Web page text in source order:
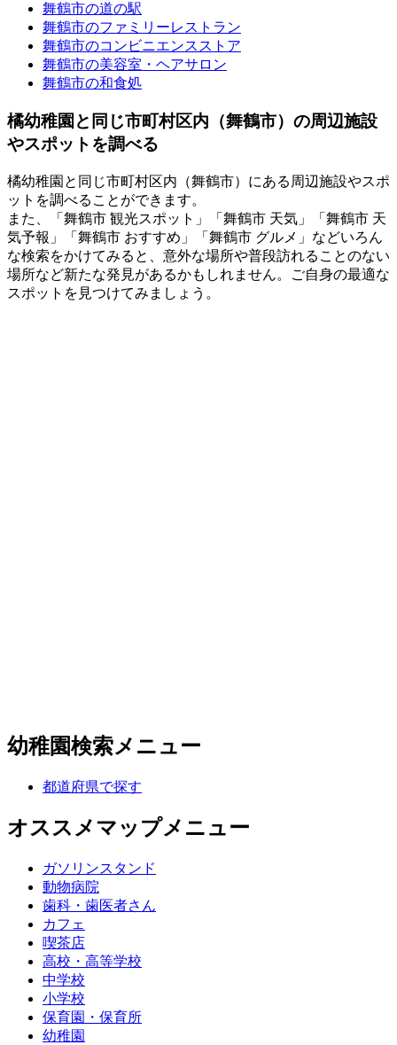
舞鶴市の道の駅
舞鶴市のファミリーレストラン
舞鶴市のコンビニエンスストア
舞鶴市の美容室・ヘアサロン
舞鶴市の和食処
橘幼稚園と同じ市町村区内（舞鶴市）の周辺施設
やスポットを調べる
橘幼稚園と同じ市町村区内（舞鶴市）にある周辺施設やスポ
ットを調べることができます。
また、「舞鶴市 観光スポット」「舞鶴市 天気」「舞鶴市 天
気予報」「舞鶴市 おすすめ」「舞鶴市 グルメ」などいろん
な検索をかけてみると、意外な場所や普段訪れることのない
場所など新たな発見があるかもしれません。ご自身の最適な
スポットを見つけてみましょう。
幼稚園検索メニュー
都道府県で探す
オススメマップメニュー
ガソリンスタンド
動物病院
歯科・歯医者さん
カフェ
喫茶店
高校・高等学校
中学校
小学校
保育園・保育所
幼稚園